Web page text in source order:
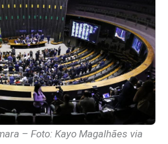
– Foto: Kayo Magalhães via